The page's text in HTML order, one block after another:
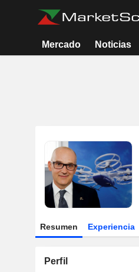
Mercado Noticias
Resumen Experiencia
Perfil